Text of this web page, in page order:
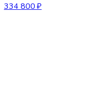
334 800 ₽